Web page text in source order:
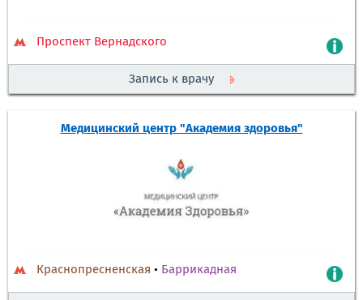
Проспект Вернадского
Запись к врачу
Медицинский центр "Академия здоровья"
Краснопресненская • Баррикадная